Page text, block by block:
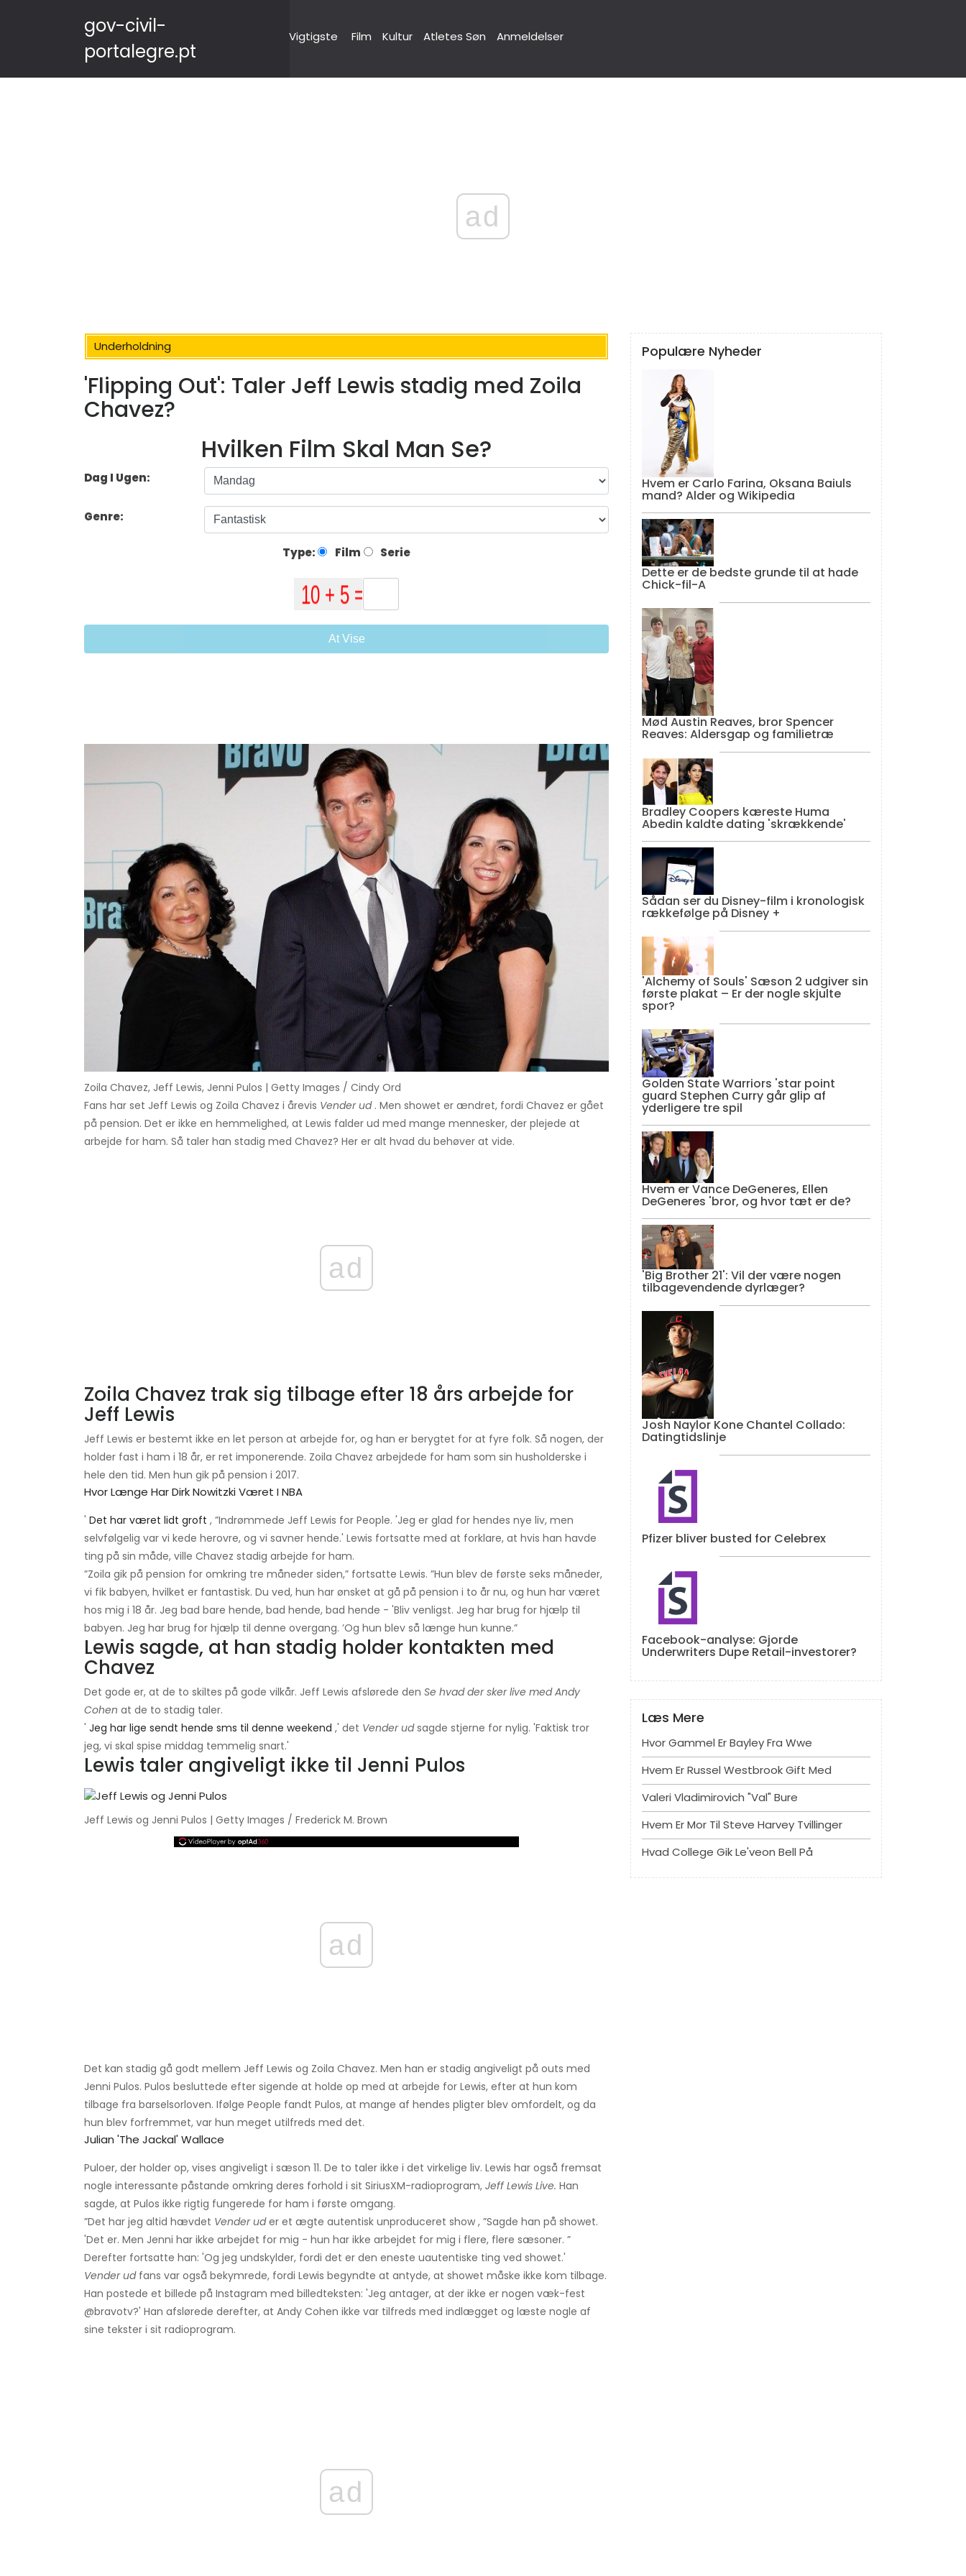
gov-civil-
portalegre.pt
Vigtigste Film Kultur Atletes Søn Anmeldelser
ad
Underholdning
'Flipping Out': Taler Jeff Lewis stadig med Zoila
Chavez?
Hvilken Film Skal Man Se?
Dag I Ugen:
Genre:
Type: Film Serie
At Vise
Zoila Chavez, Jeff Lewis, Jenni Pulos | Getty Images / Cindy Ord
Fans har set Jeff Lewis og Zoila Chavez i årevis Vender ud. Men showet er ændret, fordi Chavez er gået
på pension. Det er ikke en hemmelighed, at Lewis falder ud med mange mennesker, der plejede at
arbejde for ham. Så taler han stadig med Chavez? Her er alt hvad du behøver at vide.
ad
Zoila Chavez trak sig tilbage efter 18 års arbejde for
Jeff Lewis
Jeff Lewis er bestemt ikke en let person at arbejde for, og han er berygtet for at fyre folk. Så nogen, der
holder fast i ham i 18 år, er ret imponerende. Zoila Chavez arbejdede for ham som sin husholderske i
hele den tid. Men hun gik på pension i 2017.
Hvor Længe Har Dirk Nowitzki Været I NBA
' Det har været lidt groft , ”Indrømmede Jeff Lewis for People. 'Jeg er glad for hendes nye liv, men
selvfølgelig var vi kede herovre, og vi savner hende.' Lewis fortsatte med at forklare, at hvis han havde
ting på sin måde, ville Chavez stadig arbejde for ham.
”Zoila gik på pension for omkring tre måneder siden,” fortsatte Lewis. ”Hun blev de første seks måneder,
vi fik babyen, hvilket er fantastisk. Du ved, hun har ønsket at gå på pension i to år nu, og hun har været
hos mig i 18 år. Jeg bad bare hende, bad hende, bad hende - 'Bliv venligst. Jeg har brug for hjælp til
babyen. Jeg har brug for hjælp til denne overgang. ’Og hun blev så længe hun kunne.”
Lewis sagde, at han stadig holder kontakten med
Chavez
Det gode er, at de to skiltes på gode vilkår. Jeff Lewis afslørede den Se hvad der sker live med Andy
Cohen at de to stadig taler.
' Jeg har lige sendt hende sms til denne weekend ,' det Vender udsagde stjerne for nylig. 'Faktisk tror
jeg, vi skal spise middag temmelig snart.'
Lewis taler angiveligt ikke til Jenni Pulos
Jeff Lewis og Jenni Pulos | Getty Images / Frederick M. Brown
ad
Det kan stadig gå godt mellem Jeff Lewis og Zoila Chavez. Men han er stadig angiveligt på outs med
Jenni Pulos. Pulos besluttede efter sigende at holde op med at arbejde for Lewis, efter at hun kom
tilbage fra barselsorloven. Ifølge People fandt Pulos, at mange af hendes pligter blev omfordelt, og da
hun blev forfremmet, var hun meget utilfreds med det.
Julian 'the Jackal' Wallace
Puloer, der holder op, vises angiveligt i sæson 11. De to taler ikke i det virkelige liv. Lewis har også fremsat
nogle interessante påstande omkring deres forhold i sit SiriusXM-radioprogram, Jeff Lewis Live. Han
sagde, at Pulos ikke rigtig fungerede for ham i første omgang.
”Det har jeg altid hævdet Vender uder et ægte autentisk unproduceret show , ”Sagde han på showet.
'Det er. Men Jenni har ikke arbejdet for mig - hun har ikke arbejdet for mig i flere, flere sæsoner. ”
Derefter fortsatte han: 'Og jeg undskylder, fordi det er den eneste uautentiske ting ved showet.'
Vender udfans var også bekymrede, fordi Lewis begyndte at antyde, at showet måske ikke kom tilbage.
Han postede et billede på Instagram med billedteksten: 'Jeg antager, at der ikke er nogen væk-fest
@bravotv?' Han afslørede derefter, at Andy Cohen ikke var tilfreds med indlægget og læste nogle af
sine tekster i sit radioprogram.
ad
Populære Nyheder
Hvem er Carlo Farina, Oksana Baiuls
mand? Alder og Wikipedia
Dette er de bedste grunde til at hade
Chick-fil-A
Mød Austin Reaves, bror Spencer
Reaves: Aldersgap og familietræ
Bradley Coopers kæreste Huma
Abedin kaldte dating 'skrækkende'
Sådan ser du Disney-film i kronologisk
rækkefølge på Disney +
'Alchemy of Souls' Sæson 2 udgiver sin
første plakat – Er der nogle skjulte
spor?
Golden State Warriors 'star point
guard Stephen Curry går glip af
yderligere tre spil
Hvem er Vance DeGeneres, Ellen
DeGeneres 'bror, og hvor tæt er de?
'Big Brother 21': Vil der være nogen
tilbagevendende dyrlæger?
Josh Naylor Kone Chantel Collado:
Datingtidslinje
Pfizer bliver busted for Celebrex
Facebook-analyse: Gjorde
Underwriters Dupe Retail-investorer?
Læs Mere
Hvor Gammel Er Bayley Fra Wwe
Hvem Er Russel Westbrook Gift Med
Valeri Vladimirovich "val" Bure
Hvem Er Mor Til Steve Harvey Tvillinger
Hvad College Gik Le'veon Bell På